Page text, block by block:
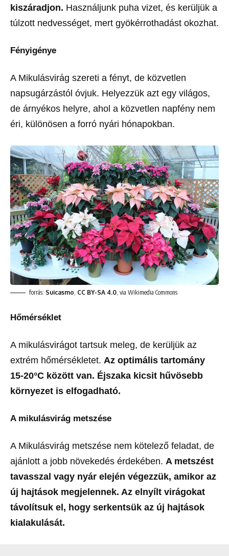
kiszáradjon. Használjunk puha vizet, és kerüljük a
túlzott nedvességet, mert gyökérrothadást okozhat.
Fényigénye
A Mikulásvirág szereti a fényt, de közvetlen
napsugárzástól óvjuk. Helyezzük azt egy világos,
de árnyékos helyre, ahol a közvetlen napfény nem
éri, különösen a forró nyári hónapokban.
forrás: Suicasmo CC BY-SA 4.0 , via Wikimedia Commons
Hőmérséklet
A mikulásvirágot tartsuk meleg, de kerüljük az
extrém hőmérsékletet. Az optimális tartomány
15-20°C között van. Éjszaka kicsit hűvösebb
környezet is elfogadható.
A mikulásvirág metszése
A Mikulásvirág metszése nem kötelező feladat, de
ajánlott a jobb növekedés érdekében. A metszést
tavasszal vagy nyár elején végezzük, amikor az
új hajtások megjelennek. Az elnyílt virágokat
távolítsuk el, hogy serkentsük az új hajtások
kialakulását.